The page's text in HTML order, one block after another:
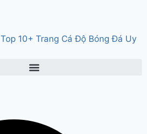
Top 10+ Trang Cá Độ Bóng Đá Uy
कार्यक्रम, CM सैनी ने कहा- ‘वंदे मातरम्’